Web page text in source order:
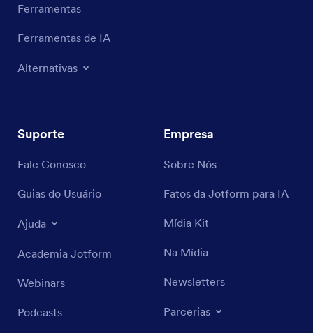
Ferramentas
Ferramentas de IA
Alternativas
Suporte
Fale Conosco
Guias do Usuário
Ajuda
Academia Jotform
Webinars
Podcasts
Empresa
Sobre Nós
Fatos da Jotform para IA
Mídia Kit
Na Mídia
Newsletters
Parcerias